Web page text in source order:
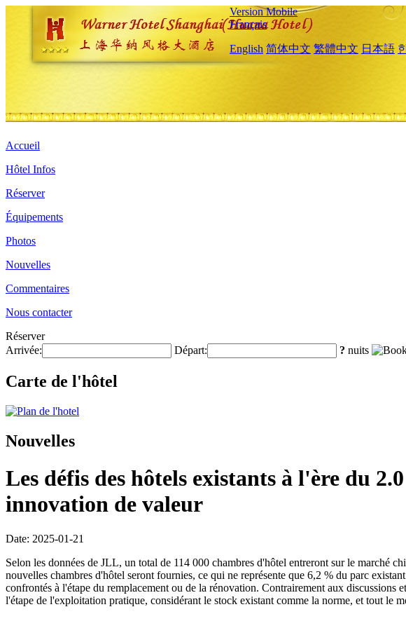
Version Mobile
Français
English 简体中文 繁體中文 日本語
Accueil
Hôtel Infos
Réserver
Équipements
Photos
Nouvelles
Commentaires
Nous contacter
Réserver
Arrivée:
Départ: ? nuits
Carte de l'hôtel
Nouvelles
Les défis des hôtels existants à l'ère du
innovation de valeur
Date: 2025-01-21
Selon les données de JLL, un total de 114 000 chambres d'hôtel entreront sur le marché
nouvelles chambres d'hôtel seront fournies, ce qui ne représente que 6,2 % du parc
confrontés à l'étape du remplacement ou de la rénovation. Contrairement aux discussions
l'étape de l'exploitation pratique, considérant le stock existant comme la norme, et tout le